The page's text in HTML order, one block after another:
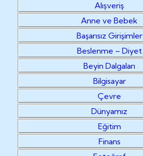
Alışveriş
Anne ve Bebek
Başarısız Girişimler
Beslenme – Diyet
Beyin Dalgaları
Bilgisayar
Çevre
Dünyamız
Eğitim
Finans